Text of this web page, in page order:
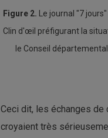
Figure 2.
Le journal "7
Clin d'œil préfigurant la
le Conseil
Ceci dit, les échanges
croyaient très